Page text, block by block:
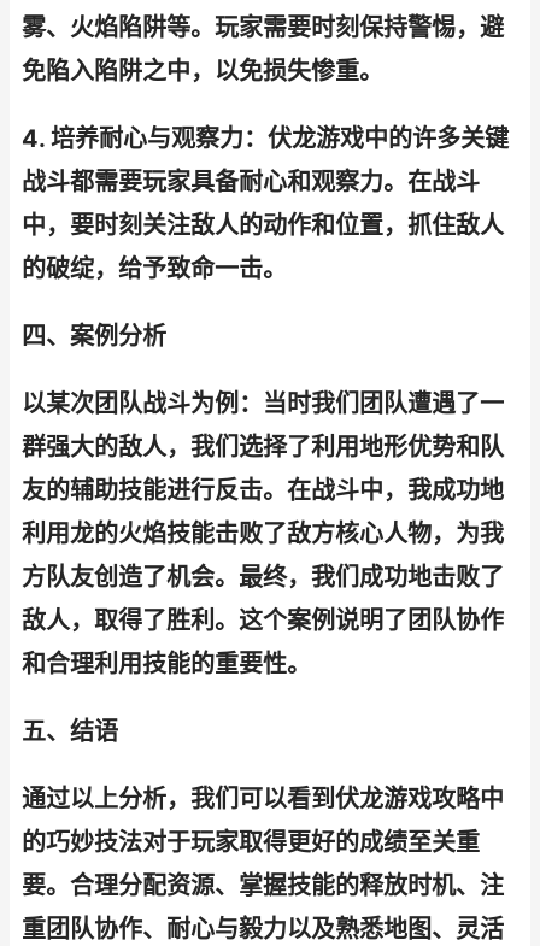
雾、火焰陷阱等。玩家需要时刻保持警惕，避
免陷入陷阱之中，以免损失惨重。
4. 培养耐心与观察力：伏龙游戏中的许多关键
战斗都需要玩家具备耐心和观察力。在战斗
中，要时刻关注敌人的动作和位置，抓住敌人
的破绽，给予致命一击。
四、案例分析
以某次团队战斗为例：当时我们团队遭遇了一
群强大的敌人，我们选择了利用地形优势和队
友的辅助技能进行反击。在战斗中，我成功地
利用龙的火焰技能击败了敌方核心人物，为我
方队友创造了机会。最终，我们成功地击败了
敌人，取得了胜利。这个案例说明了团队协作
和合理利用技能的重要性。
五、结语
通过以上分析，我们可以看到伏龙游戏攻略中
的巧妙技法对于玩家取得更好的成绩至关重
要。合理分配资源、掌握技能的释放时机、注
重团队协作、耐心与毅力以及熟悉地图、灵活